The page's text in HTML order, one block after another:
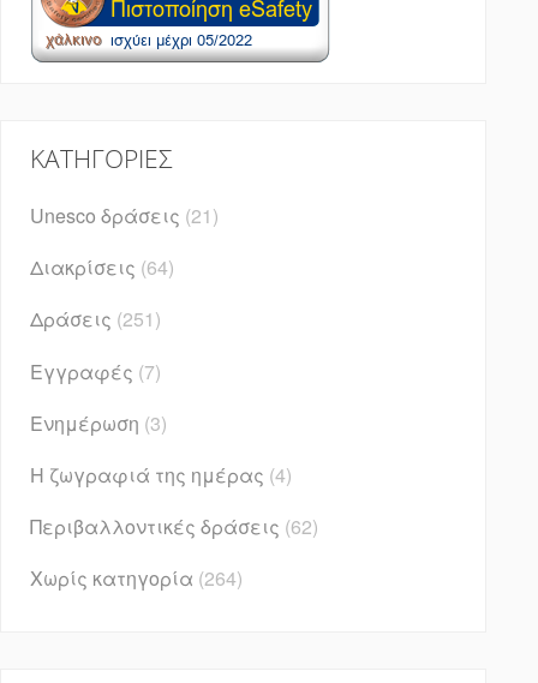
KΑΤΗΓΟΡΊΕΣ
Unesco δράσεις (21)
Διακρίσεις (64)
Δράσεις (251)
Εγγραφές (7)
Ενημέρωση (3)
Η ζωγραφιά της ημέρας (4)
Περιβαλλοντικές δράσεις (62)
Χωρίς κατηγορία (264)